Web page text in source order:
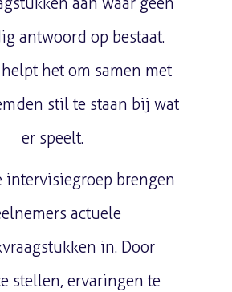
antwoord op bestaat.
het om samen met
stil te staan bij wat
er speelt.
intervisiegroep brengen
actuele
in. Door
stellen, ervaringen te